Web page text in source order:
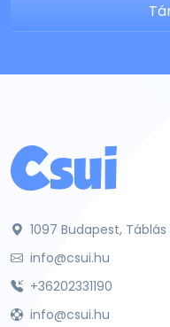
1097 Budapest,
info@csui.hu
+36202331190
info@csui.hu